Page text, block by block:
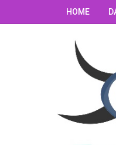
HOME
Disini kalian